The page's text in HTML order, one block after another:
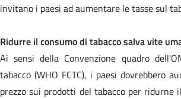
invitano i paesi ad aumentare le tasse sul
Ridurre il consumo di tabacco salva vite
Ai sensi della Convenzione quadro
tabacco (WHO FCTC), i paesi dovrebbero
prezzo sui prodotti del tabacco per ridurne